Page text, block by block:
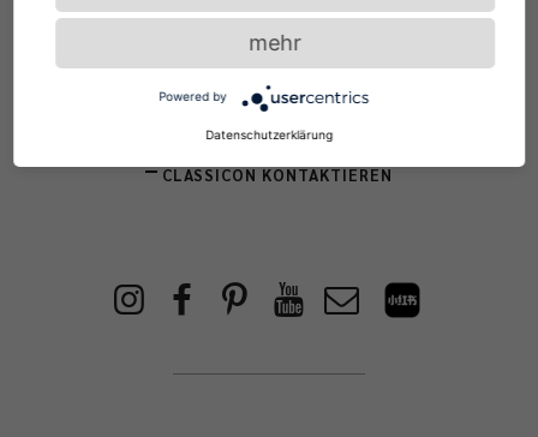
HÄNDLER SUCHEN
CLASSICON KONTAKTIEREN
mehr
Powered by
Datenschutzerklärung